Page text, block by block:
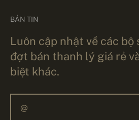
BẢN TIN
Luôn cập nhật về các bộ
đợt bán thanh lý giá rẻ
biệt khác.